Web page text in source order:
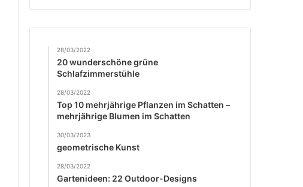
28/03/2022
20 wunderschöne grüne
Schlafzimmerstühle
28/03/2022
Top 10 mehrjährige Pflanzen im Schatten –
mehrjährige Blumen im Schatten
30/03/2023
geometrische Kunst
28/03/2022
Gartenideen: 22 Outdoor-Designs